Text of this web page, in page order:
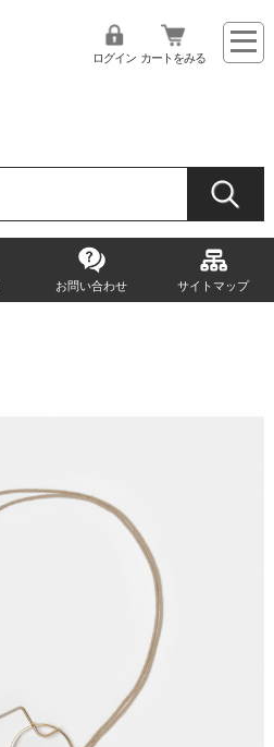
ログイン カートをみる
お問い合わせ サイトマップ